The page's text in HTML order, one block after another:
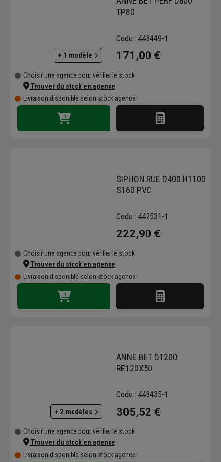
+ 1 modèle
TP80
Code : 448449-1
171,00 €
Choisir une agence pour vérifier le stock
Trouver du stock en agence
Livraison disponible selon stock agence
SIPHON RUE D400 H1100
S160 PVC
Code : 442531-1
222,90 €
Choisir une agence pour vérifier le stock
Trouver du stock en agence
Livraison disponible selon stock agence
+ 2 modèles
ANNE BET D1200
RE120X50
Code : 448435-1
305,52 €
Choisir une agence pour vérifier le stock
Trouver du stock en agence
Livraison disponible selon stock agence